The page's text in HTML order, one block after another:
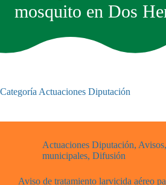
mosquito en Dos
Categoría Actuaciones Diputación
Actuaciones Diputación, Avisos,
municipales, Difusión
Aviso de tratamiento larvicida aéreo